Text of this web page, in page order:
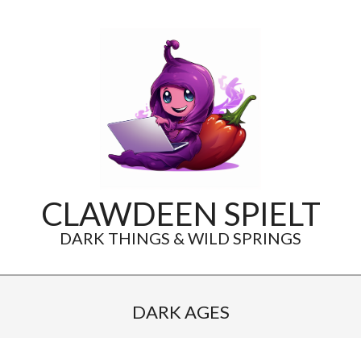
CLAWDEEN SPIELT
DARK THINGS & WILD SPRINGS
DARK AGES